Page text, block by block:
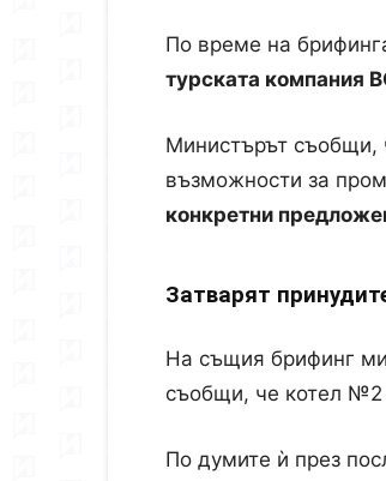
По време на
турската компания
Министърът съобщи,
възможности за
конкретни
Затварят
На същия брифинг
съобщи, че котел №2
По думите ѝ през